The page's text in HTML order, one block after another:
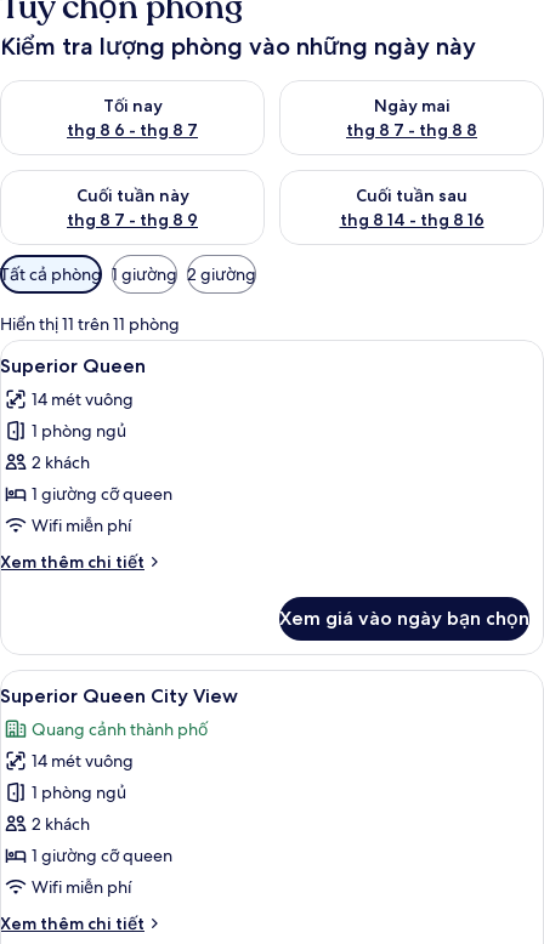
Kiểm tra lượng phòng vào những ngày này
Tối nay
thg 8 6 - thg 8 7
Kiểm tra lượng phòng tối nay từ thg 8 6 - thg 8 7
Ngày mai
thg 8 7 - thg 8 8
Kiểm tra lượng phòng ngày
Cuối tuần này
thg 8 7 - thg 8 9
Kiểm tra lượng phòng cuối tuần này từ thg 8 7 - thg 8 9
Cuối tuần sau
thg 8 14 - thg 8 16
Kiểm tra lượng phòng cuối
Bộ
lọc
có
thể
dùng
để
lọc
tìm
phòng
Tất cả phòng 1 giường 2 giường
Hiển thị 11 trên 11 phòng
Xem
tất
cả
ảnh
Superior
Queen
Superior Queen | Bàn, khu vực làm
5
Superior Queen
14 mét vuông
1 phòng ngủ
2 khách
1 giường cỡ queen
Wifi miễn phí
Xem thêm chi tiết
Chi
Superior
Queen
Xem giá vào ngày bạn chọn
Xem
tất
cả
ảnh
Superior
Queen
City
View
Bàn, khu vực làm việc phù hợp cho
6
Superior Queen City View
Quang cảnh thành phố
14 mét vuông
1 phòng ngủ
2 khách
1 giường cỡ queen
Wifi miễn phí
Xem thêm chi tiết
Chi